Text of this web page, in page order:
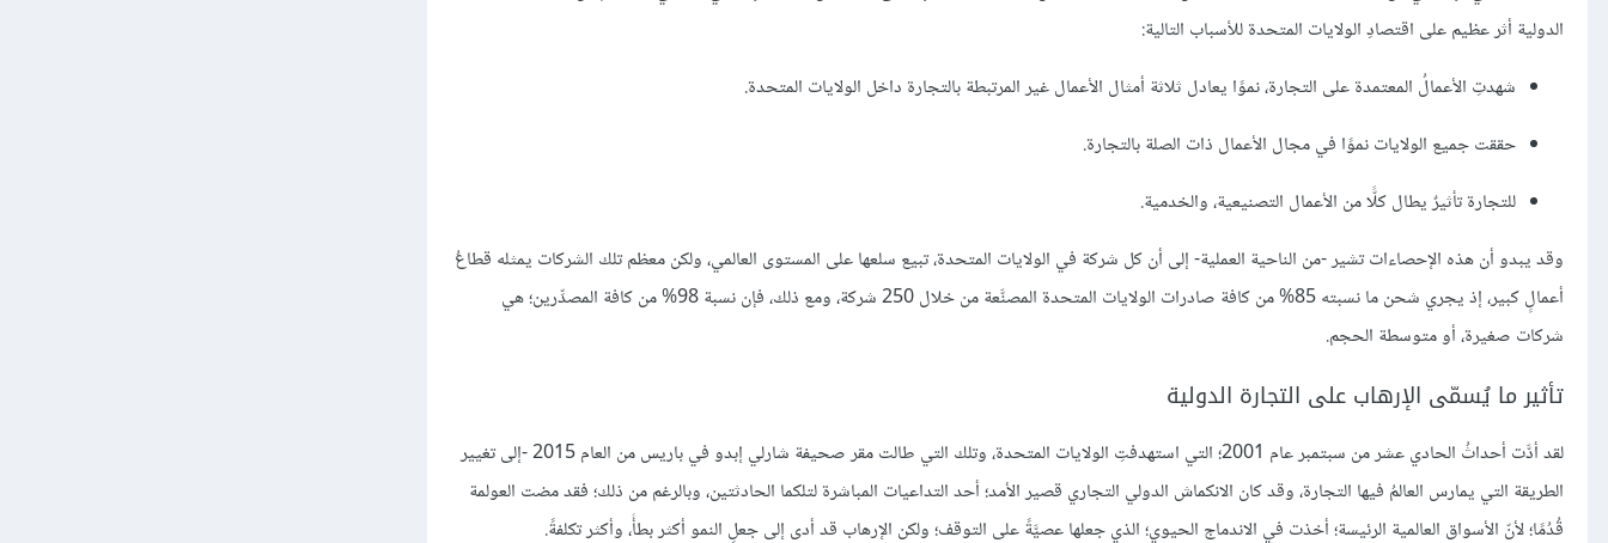
الدولية أثر عظيم على اقتصادِ الولايات المتحدة للأسباب التالية:
شهدتِ الأعمالُ المعتمدة على التجارة، نموًا يعادل ثلاثة أمثال الأعمال غير المرتبطة بالتجارة داخل الولايات المتحدة.
حققت جميع الولايات نموًا في مجال الأعمال ذات الصلة بالتجارة.
للتجارة تأثيرٌ يطال كلًّا من الأعمال التصنيعية، والخدمية.
وقد يبدو أن هذه الإحصاءات تشير -من الناحية العملية- إلى أن كل شركة في الولايات المتحدة، تبيع سلعها على المستوى العالمي، ولكن معظم تلك الشركات يمثله قطاعُ
أعمالٍ كبير، إذ يجري شحن ما نسبته 85% من كافة صادرات الولايات المتحدة المصنَّعة من خلال 250 شركة، ومع ذلك، فإن نسبة 98% من كافة المصدِّرين؛ هي
شركات صغيرة، أو متوسطة الحجم.
تأثير ما يُسمّى الإرهاب على التجارة الدولية
لقد أدَّت أحداثُ الحادي عشر من سبتمبر عام 2001؛ التي استهدفتِ الولايات المتحدة، وتلك التي طالت مقر صحيفة شارلي إبدو في باريس من العام 2015 -إلى تغيير
الطريقة التي يمارس العالمُ فيها التجارة، وقد كان الانكماش الدولي التجاري قصير الأمد؛ أحد التداعيات المباشرة لتلكما الحادثتين، وبالرغم من ذلك؛ فقد مضت العولمة
قُدُمًا؛ لأنّ الأسواق العالمية الرئيسة؛ أخذت في الاندماج الحيوي؛ الذي جعلها عصيَّةً على التوقف؛ ولكن الإرهاب قد أدى إلى جعلِ النمو أكثر بطأً، وأكثر تكلفةً.